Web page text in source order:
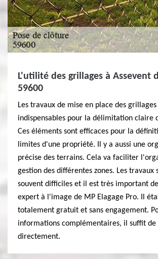
L'utilité des grillages à Assevent
59600
Les travaux de mise en place des grillages
indispensables pour la délimitation claire
Ces éléments sont efficaces pour la
limites d'une propriété. Il y a aussi une
précise des terrains. Cela va faciliter
gestion des différentes zones. Les travaux
souvent difficiles et il est très important
expert à l'image de MP Elagage Pro. Il
totalement gratuit et sans engagement.
informations complémentaires, il suffit
directement.